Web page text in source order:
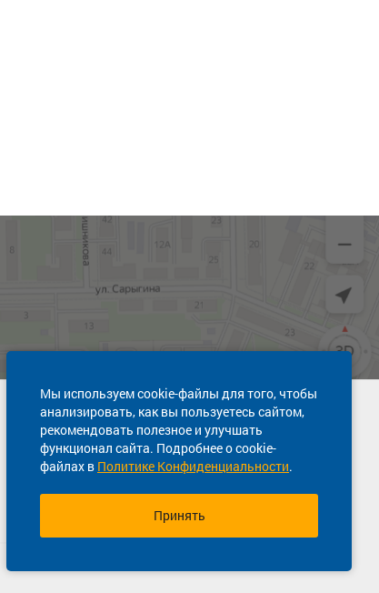
Мы используем cookie-файлы для того, чтобы
анализировать, как вы пользуетесь сайтом,
рекомендовать полезное и улучшать
функционал сайта. Подробнее о cookie-
файлах в Политике Конфиденциальности.
Принять
Техническая поддержка сайта
8 800 600-03-38